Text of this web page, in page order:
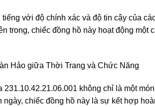
tiếng với độ chính xác và độ tin cậy của
trong, chiếc đồng hồ này hoạt động
Hảo giữa Thời Trang và Chức Năng
231.10.42.21.06.001 không chỉ là một
ngày, chiếc đồng hồ này là sự kết hợp